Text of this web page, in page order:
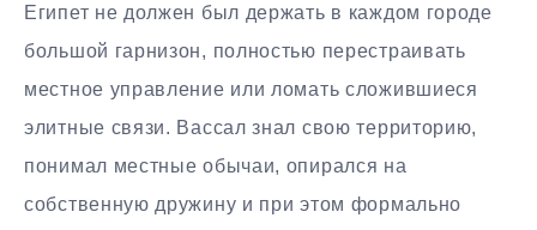
Египет не должен был держать в каждом городе
большой гарнизон, полностью перестраивать
местное управление или ломать сложившиеся
элитные связи. Вассал знал свою территорию,
понимал местные обычаи, опирался на
собственную дружину и при этом формально